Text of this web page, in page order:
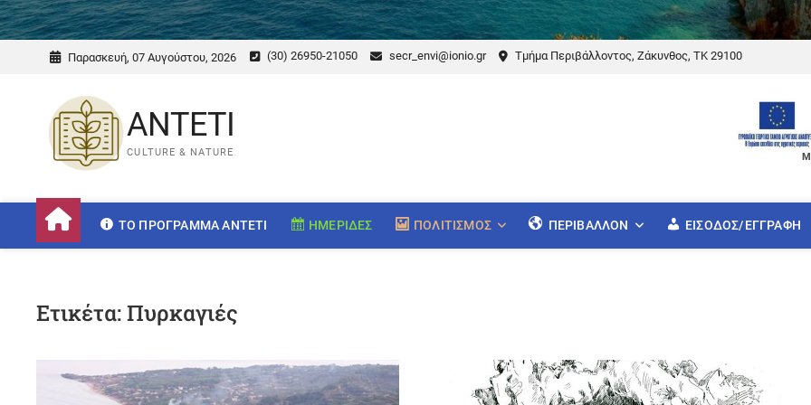
Παρασκευή, 07 Αυγούστου, 2026 (30) 26950-21050 secr_envi@ionio.gr Τμήμα Περιβάλλοντος, Ζάκυνθος, ΤΚ 29100
ANTETI
CULTURE & NATURE
ΤΟ ΠΡΌΓΡΑΜΜΑ ANTETI ΗΜΕΡΊΔΕΣ ΠΟΛΙΤΙΣΜΌΣ ΠΕΡΙΒΆΛΛΟΝ ΕΊΣΟΔΟΣ/ΕΓΓΡΑΦΉ
Ετικέτα:Πυρκαγιές